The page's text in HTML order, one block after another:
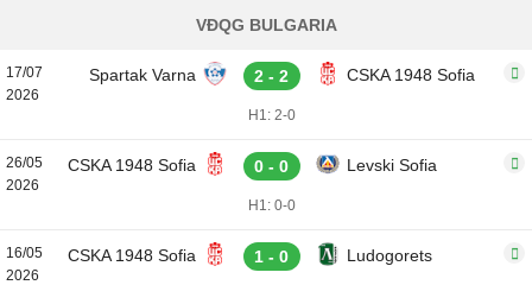
VĐQG BULGARIA
17/07
2026
Spartak Varna 2 - 2 CSKA 1948 Sofia
H1: 2-0
26/05
2026
CSKA 1948 Sofia 0 - 0 Levski Sofia
H1: 0-0
16/05
2026
CSKA 1948 Sofia 1 - 0 Ludogorets